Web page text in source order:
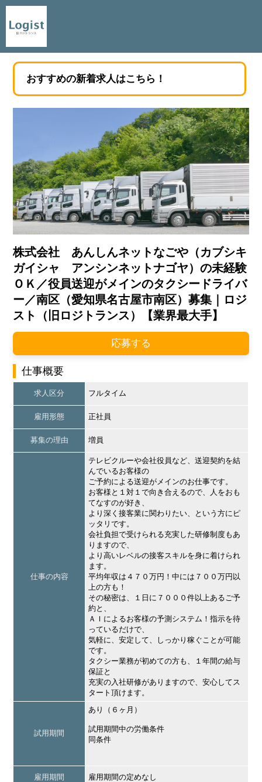
おすすめの新着求人はこちら！
株式会社 あんしんネットなごや（カブシキ
ガイシャ アンシンネットナゴヤ）の未経験
ＯＫ／役員送迎がメインのタクシードライバ
ー／南区（愛知県名古屋市南区）募集｜ロジ
スト（旧ロジトランス）【業界最大手】
応募する
仕事概要
求人区分 フルタイム
雇用形態 正社員
募集の理由 増員
仕事の内容
テレビクルーや会社役員など、送迎契約を結
んでいるお客様の
ご予約による送迎がメインのお仕事です。
お客様と１対１で向き合えるので、人をおも
てなすのが好き、
より深く接客業に関わりたい、という方にピ
ッタリです。
会社負担で受けられる充実した研修制度もあ
りますので、
より高いレベルの接客スキルを身に着けられ
ます。
平均年収は４７０万円！中には７００万円以
上の方も！
その秘密は、１日に７０００件以上あるご予
約と、
ＡＩによるお客様の予測システム！指示を待
っているだけで、
気軽に、安定して、しっかり稼ぐことが可能
です。
タクシー業務が初めての方も、１年間の給与
保証と
充実の入社研修がありますので、安心してス
タート頂けます。
試用期間
あり（６ヶ月）
試用期間中の労働条件
同条件
雇用期間 雇用期間の定めなし